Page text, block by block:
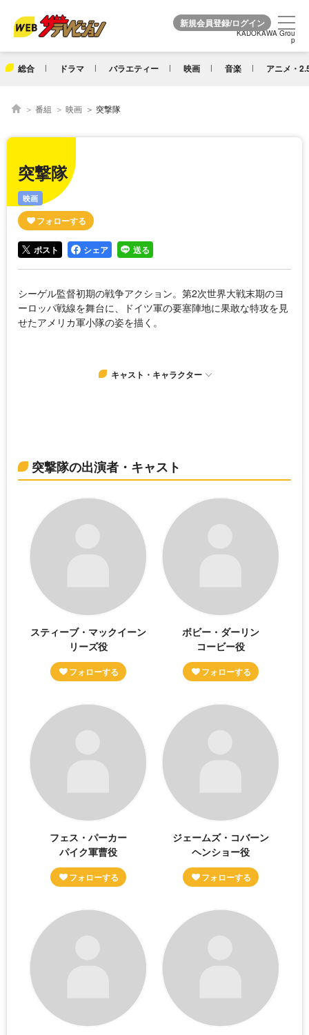
KADOKAWA Grou
p
総合 ドラマ バラエティー 映画 音楽 アニメ・
KADOKAWA Grou
p
番組 映画 突撃隊
突撃隊
映画
ポスト シェア 送る
シーゲル監督初期の戦争アクション。第2次世界大戦末期のヨ
ーロッパ戦線を舞台に、ドイツ軍の要塞陣地に果敢な特攻を見
せたアメリカ軍小隊の姿を描く。
キャスト・キャラクター
突撃隊の出演者・キャスト
スティーブ・マックイーン
リーズ役
ボビー・ダーリン
コービー役
フェス・パーカー
パイク軍曹役
ジェームズ・コバーン
ヘンショー役